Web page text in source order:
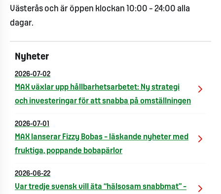
Västerås och är öppen klockan 10:00 – 24:00 alla
dagar.
Nyheter
2026-07-02
MAX växlar upp hållbarhetsarbetet: Ny strategi
och investeringar för att snabba på omställningen
2026-07-01
MAX lanserar Fizzy Bobas – läskande nyheter med
fruktiga, poppande bobapärlor
2026-06-22
Var tredje svensk vill äta “hälsosam snabbmat” –